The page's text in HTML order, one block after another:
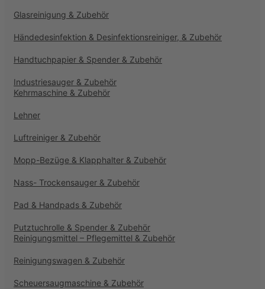
Glasreinigung & Zubehör
Händedesinfektion & Desinfektionsreiniger, & Zubehör
Handtuchpapier & Spender & Zubehör
Industriesauger & Zubehör
Kehrmaschine & Zubehör
Lehner
Luftreiniger & Zubehör
Mopp-Bezüge & Klapphalter & Zubehör
Nass- Trockensauger & Zubehör
Pad & Handpads & Zubehör
Putztuchrolle & Spender & Zubehör
Reinigungsmittel – Pflegemittel & Zubehör
Reinigungswagen & Zubehör
Scheuersaugmaschine & Zubehör